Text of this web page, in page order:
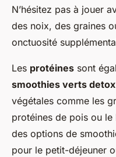
N’hésitez pas à jouer
des noix, des graines
onctuosité
Les protéines sont
smoothies verts detox
végétales comme les
protéines de pois ou le
des options de
pour le petit-déjeuner